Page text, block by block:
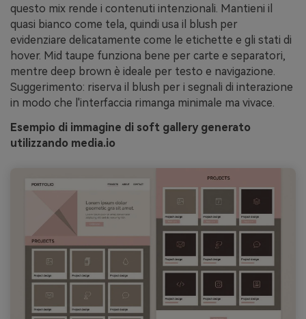
questo mix rende i contenuti intenzionali. Mantieni il
quasi bianco come tela, quindi usa il blush per
evidenziare delicatamente come le etichette e gli stati di
hover. Mid taupe funziona bene per carte e separatori,
mentre deep brown è ideale per testo e navigazione.
Suggerimento: riserva il blush per i segnali di interazione
in modo che l'interfaccia rimanga minimale ma vivace.
Esempio di immagine di soft gallery generato
utilizzando media.io